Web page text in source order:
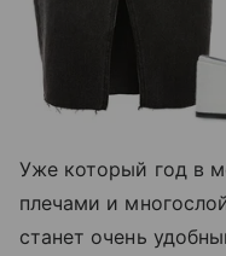
Уже который год в
плечами и
станет очень